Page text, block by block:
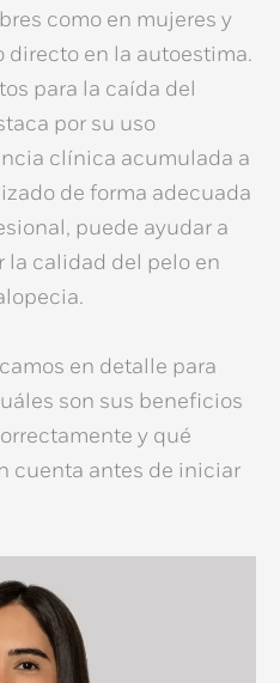
como en mujeres y
en la autoestima.
para la caída del
por su uso
clínica acumulada a
de forma adecuada
puede ayudar a
la calidad del pelo en
.
en detalle para
son sus beneficios
y qué
cuenta antes de iniciar